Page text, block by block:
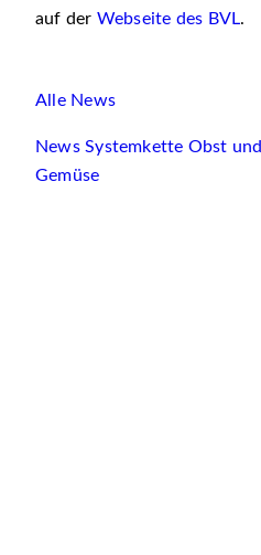
auf der Webseite des BVL.
Alle News
News Systemkette Obst und
Gemüse